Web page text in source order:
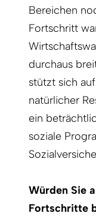
Bereichen
Fortschritt
durchaus
stützt sich
natürlicher
ein
soziale
Würden Sie
Fortschritte